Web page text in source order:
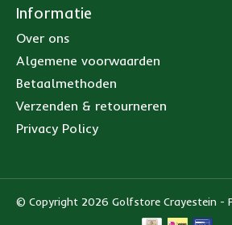
Informatie
Over ons
Algemene voorwaarden
Betaalmethoden
Verzenden & retourneren
Privacy Policy
© Copyright 2026 Golfstore Crayestein -